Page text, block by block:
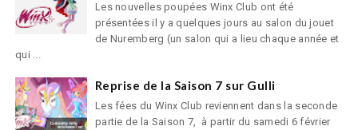
Les nouvelles poupées Winx Club ont été
présentées il y a quelques jours au salon du jouet
de Nuremberg (un salon qui a lieu chaque année et
qui ...
Reprise de la Saison 7 sur Gulli
Les fées du Winx Club reviennent dans la seconde
partie de la Saison 7, à partir du samedi 6 février